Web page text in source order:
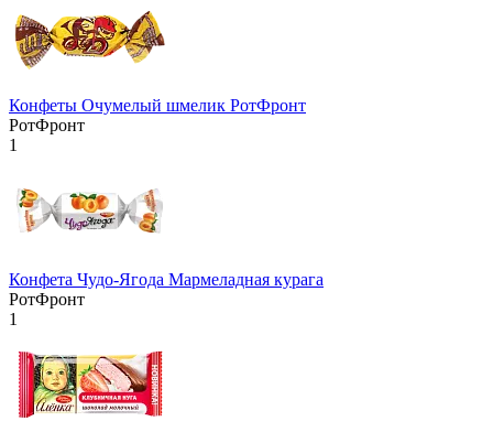
Конфеты Очумелый шмелик РотФронт
РотФронт
1
Конфета Чудо-Ягода Мармеладная курага
РотФронт
1